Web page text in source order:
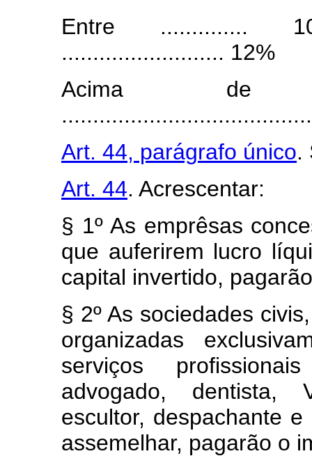
Entre ..............
.......................... 12%
Acima de
Art. 44, parágrafo único.
Art. 44. Acrescentar:
§ 1º As emprêsas
que auferirem lucro
capital invertido,
§ 2º As sociedades
organizadas
serviços
advogado, dentista,
escultor, despachante
assemelhar, pagarão o